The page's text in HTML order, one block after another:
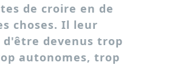
de croire en de
choses. Il leur
d'être devenus trop
autonomes, trop